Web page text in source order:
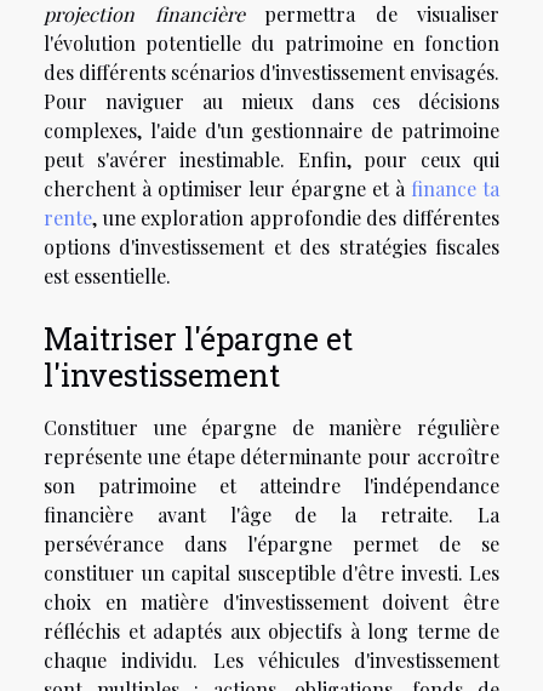
projection financièrepermettra de visualiser
l'évolution potentielle du patrimoine en fonction
des différents scénarios d'investissement envisagés.
Pour naviguer au mieux dans ces décisions
complexes, l'aide d'un gestionnaire de patrimoine
peut s'avérer inestimable. Enfin, pour ceux qui
cherchent à optimiser leur épargne et à finance ta
rente, une exploration approfondie des différentes
options d'investissement et des stratégies fiscales
est essentielle.
Maitriser l'épargne et
l'investissement
Constituer une épargne de manière régulière
représente une étape déterminante pour accroître
son patrimoine et atteindre l'indépendance
financière avant l'âge de la retraite. La
persévérance dans l'épargne permet de se
constituer un capital susceptible d'être investi. Les
choix en matière d'investissement doivent être
réfléchis et adaptés aux objectifs à long terme de
chaque individu. Les véhicules d'investissement